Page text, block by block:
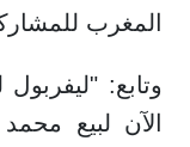
المغرب
وتابع:
الآن لبيع